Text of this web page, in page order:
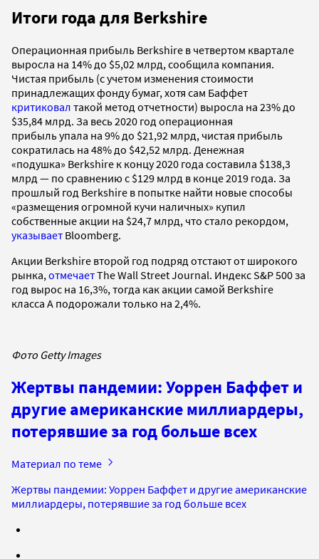
Итоги года для Berkshire
Операционная прибыль Berkshire в четвертом квартале
выросла на 14% до $5,02 млрд, сообщила компания.
Чистая прибыль (с учетом изменения стоимости
принадлежащих фонду бумаг, хотя сам Баффет
критиковал такой метод отчетности) выросла на 23% до
$35,84 млрд. За весь 2020 год операционная
прибыль упала на 9% до $21,92 млрд, чистая прибыль
сократилась на 48% до $42,52 млрд. Денежная
«подушка» Berkshire к концу 2020 года составила $138,3
млрд — по сравнению с $129 млрд в конце 2019 года. За
прошлый год Berkshire в попытке найти новые способы
«размещения огромной кучи наличных» купил
собственные акции на $24,7 млрд, что стало рекордом,
указывает Bloomberg.
Акции Berkshire второй год подряд отстают от широкого
рынка,отмечаетThe Wall Street Journal. Индекс S&P 500 за
год вырос на 16,3%, тогда как акции самой Berkshire
класса А подорожали только на 2,4%.
Фото Getty Images
Жертвы пандемии: Уоррен Баффет и
другие американские миллиардеры,
потерявшие за год больше всех
Материал по теме
Жертвы пандемии: Уоррен Баффет и другие американские
миллиардеры, потерявшие за год больше всех